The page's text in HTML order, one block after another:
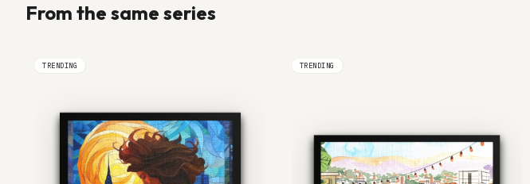
From the same series
TRENDING TRENDING